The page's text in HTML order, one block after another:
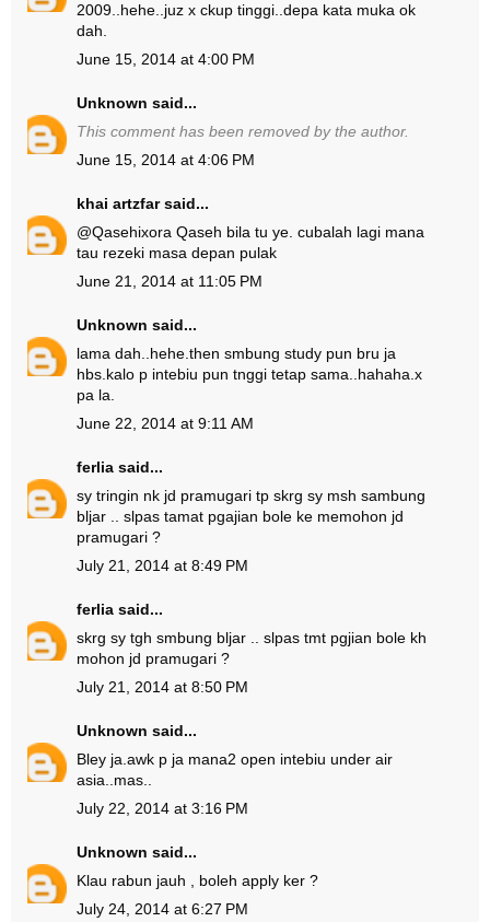
2009..hehe..juz x ckup tinggi..depa kata muka ok
dah.
June 15, 2014 at 4:00 PM
Unknown said...
This comment has been removed by the author.
June 15, 2014 at 4:06 PM
khai artzfarsaid...
@Qasehixora Qaseh bila tu ye. cubalah lagi mana
tau rezeki masa depan pulak
June 21, 2014 at 11:05 PM
Unknown said...
lama dah..hehe.then smbung study pun bru ja
hbs.kalo p intebiu pun tnggi tetap sama..hahaha.x
pa la.
June 22, 2014 at 9:11 AM
ferlia said...
sy tringin nk jd pramugari tp skrg sy msh sambung
bljar .. slpas tamat pgajian bole ke memohon jd
pramugari ?
July 21, 2014 at 8:49 PM
ferlia said...
skrg sy tgh smbung bljar .. slpas tmt pgjian bole kh
mohon jd pramugari ?
July 21, 2014 at 8:50 PM
Unknown said...
Bley ja.awk p ja mana2 open intebiu under air
asia..mas..
July 22, 2014 at 3:16 PM
Unknown said...
Klau rabun jauh , boleh apply ker ?
July 24, 2014 at 6:27 PM